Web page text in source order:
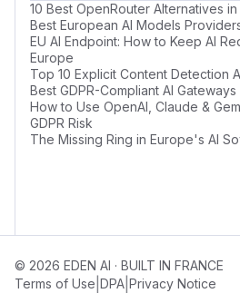
10 Best OpenRouter Alternatives
Best European AI Models
EU AI Endpoint: How to Keep AI
Europe
Top 10 Explicit Content Detection
Best GDPR-Compliant AI
How to Use OpenAI, Claude &
GDPR Risk
The Missing Ring in Europe's AI
© 2026 EDEN AI · BUILT IN FRANCE
Terms of Use DPA Privacy Notice